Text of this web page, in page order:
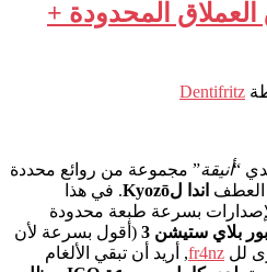
المحدودة +
Dentifritz
“أنيقة” مجموعة من روائع محددة
العطف اندا لKyozō
. في هذا
بسرعة طبعة محدودة
(أقول بسرعة لأن
لل fr4nz, أريد أن تبقي الألغام